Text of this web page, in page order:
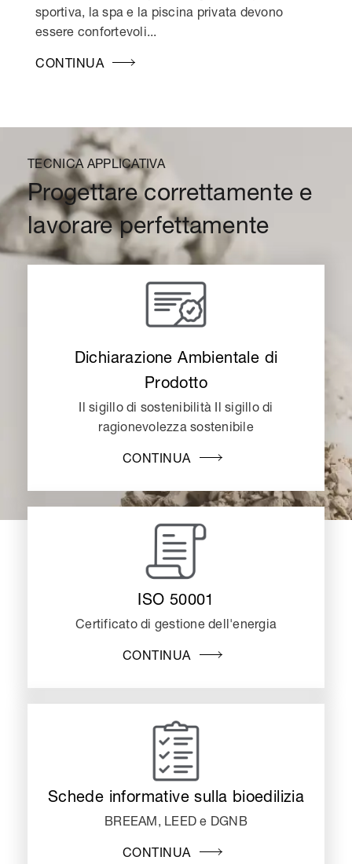
sportiva, la spa e la piscina privata devono
essere confortevoli...
CONTINUA
TECNICA APPLICATIVA
Progettare correttamente e
lavorare perfettamente
Dichiarazione Ambientale di
Prodotto
Il sigillo di sostenibilità Il sigillo di
ragionevolezza sostenibile
CONTINUA
ISO 50001
Certificato di gestione dell'energia
CONTINUA
Schede informative sulla bioedilizia
BREEAM, LEED e DGNB
CONTINUA